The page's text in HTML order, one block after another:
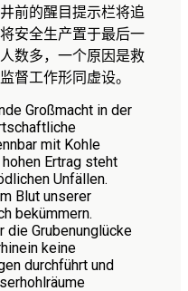
前的醒目提示栏将追
安全生产置于最后一
数多，一个原因是救
督工作形同虚设。
Großmacht in der
mit Kohle
Ertrag steht
Unfällen.
Blut unserer
bekümmern.
die Grubenunglücke
keine
durchführt und